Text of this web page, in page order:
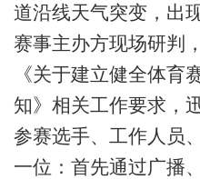
道沿线天气突变，出
赛事主办方现场研判
《关于建立健全体育
知》相关工作要求，
参赛选手、工作人员
一位：首先通过广播